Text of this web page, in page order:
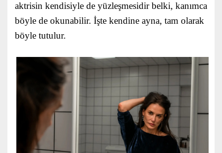
aktrisin kendisiyle de yüzleşmesidir belki, kanımca
böyle de okunabilir. İşte kendine ayna, tam olarak
böyle tutulur.